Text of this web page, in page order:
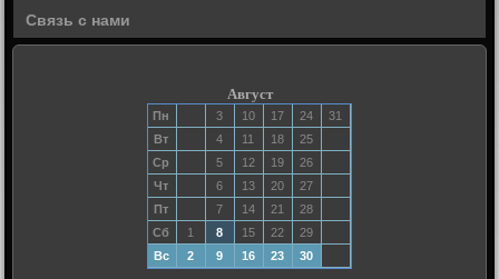
Связь с нами
Август
Пн 3 10 17 24
31
Вт
4 11 18
25
Ср
5 12 19
26
Чт
6 13 20
27
Пт
7 14 21
28
Сб
1 8 15 22
29
Вс
2 9 16 23 30